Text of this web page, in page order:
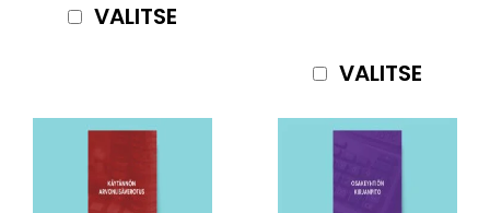
VALITSE
VALITSE